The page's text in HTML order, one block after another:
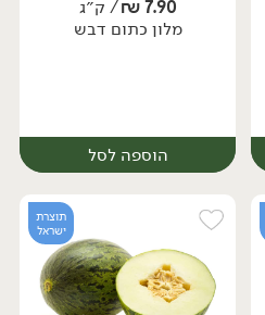
יח׳
7.90
₪/ ק״ג
מלון כתום דבש
הוספה לסל
תוצרת
ישראל